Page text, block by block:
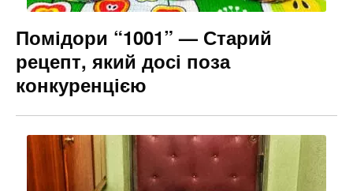
Помідори “1001” — Старий
рецепт, який досі поза
конкуренцією